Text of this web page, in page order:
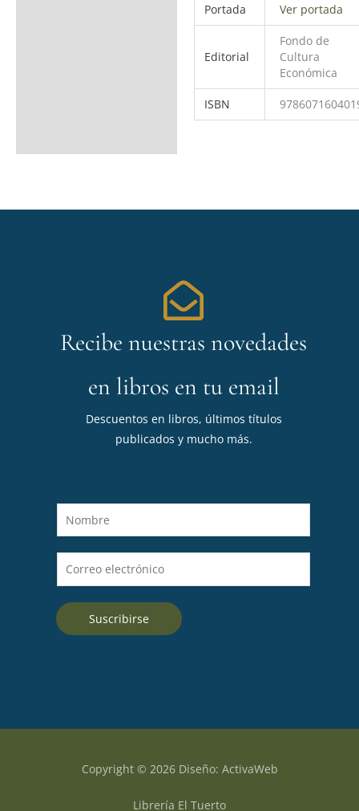
Portada Ver portada
Editorial
Fondo de
Cultura
Económica
ISBN
Recibe nuestras novedades
en libros en tu email
Descuentos en libros, últimos títulos
publicados y mucho más.
o
m
e
*
o
r
Suscribirse
Copyright © 2026 Diseño: ActivaWeb
Librería El Tuerto